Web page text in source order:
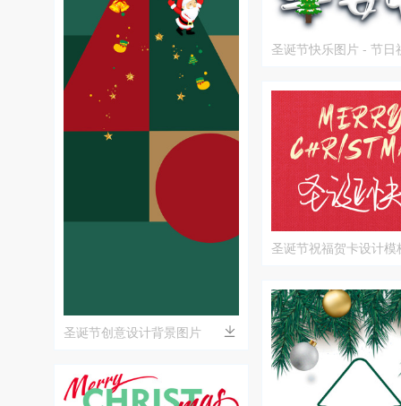
圣诞节创意设计背景图片
圣诞节快乐图片 - 节日
圣诞节祝福贺卡设计模